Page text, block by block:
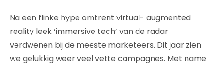
Na een flinke hype omtrent virtual- augmented
reality leek ‘immersive tech’ van de radar
verdwenen bij de meeste marketeers. Dit jaar zien
we gelukkig weer veel vette campagnes. Met name